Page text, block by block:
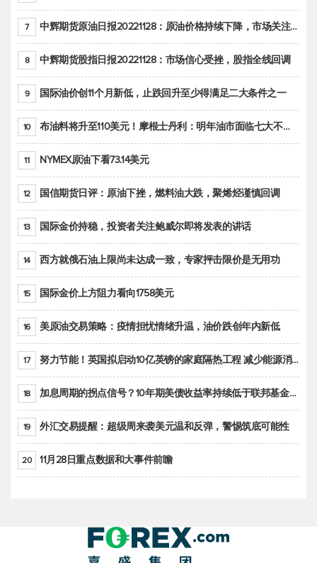
7 中辉期货原油日报20221128：原油价格持续下降，市场关注OPEC+新一轮产能政策
8 中辉期货股指日报20221128：市场信心受挫，股指全线回调
9 国际油价创11个月新低，止跌回升至少得满足二大条件之一
10 布油料将升至110美元！摩根士丹利：明年油市面临七大不确定性
11 NYMEX原油下看73.14美元
12 国信期货日评：原油下挫，燃料油大跌，聚烯烃谨慎回调
13 国际金价持稳，投资者关注鲍威尔即将发表的讲话
14 西方就俄石油上限尚未达成一致，专家抨击限价是无用功
15 国际金价上方阻力看向1758美元
16 美原油交易策略：疫情担忧情绪升温，油价跌创年内新低
17 努力节能！英国拟启动10亿英镑的家庭隔热工程 减少能源消耗
18 加息周期的拐点信号？10年期美债收益率持续低于联邦基金利率目标区间
19 外汇交易提醒：超级周来袭美元温和反弹，警惕筑底可能性
20 11月28日重点数据和大事件前瞻